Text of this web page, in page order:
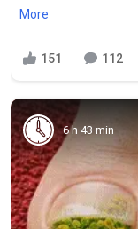
More
151 112
6 h 43 min